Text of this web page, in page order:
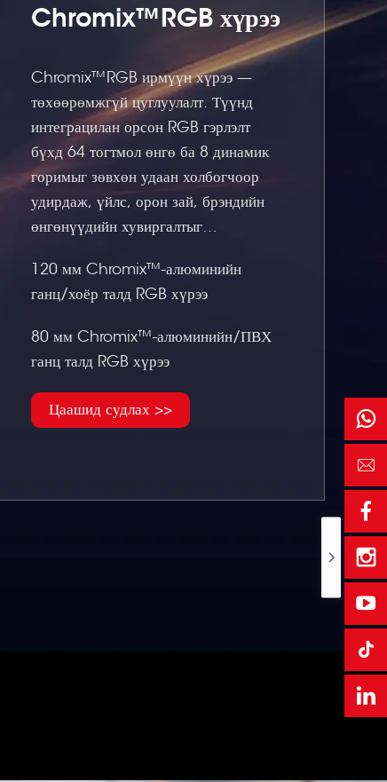
Chromix™RGB хүрээ
Chromix™RGB ирмүүн хүрээ —
төхөөрөмжгүй цуглуулалт. Түүнд
интеграцилан орсон RGB гэрлэлт
бүхд 64 тогтмол өнгө ба 8 динамик
горимыг зөвхөн удаан холбогчоор
удирдаж, үйлс, орон зай, брэндийн
өнгөнүүдийн хувиргалтыг
зогсож, нугалмуй, хана, тааз,
давхардмуй болойн бүх төрлийн
арилжааны үзүүлэлт, дэлгүүрт
харуулалтын шийдлүүд.
120 мм Chromix™-алюминийн
ганц/хоёр талд RGB хүрээ
80 мм Chromix™-алюминийн/ПВХ
ганц талд RGB хүрээ
Цаашид судлах >>